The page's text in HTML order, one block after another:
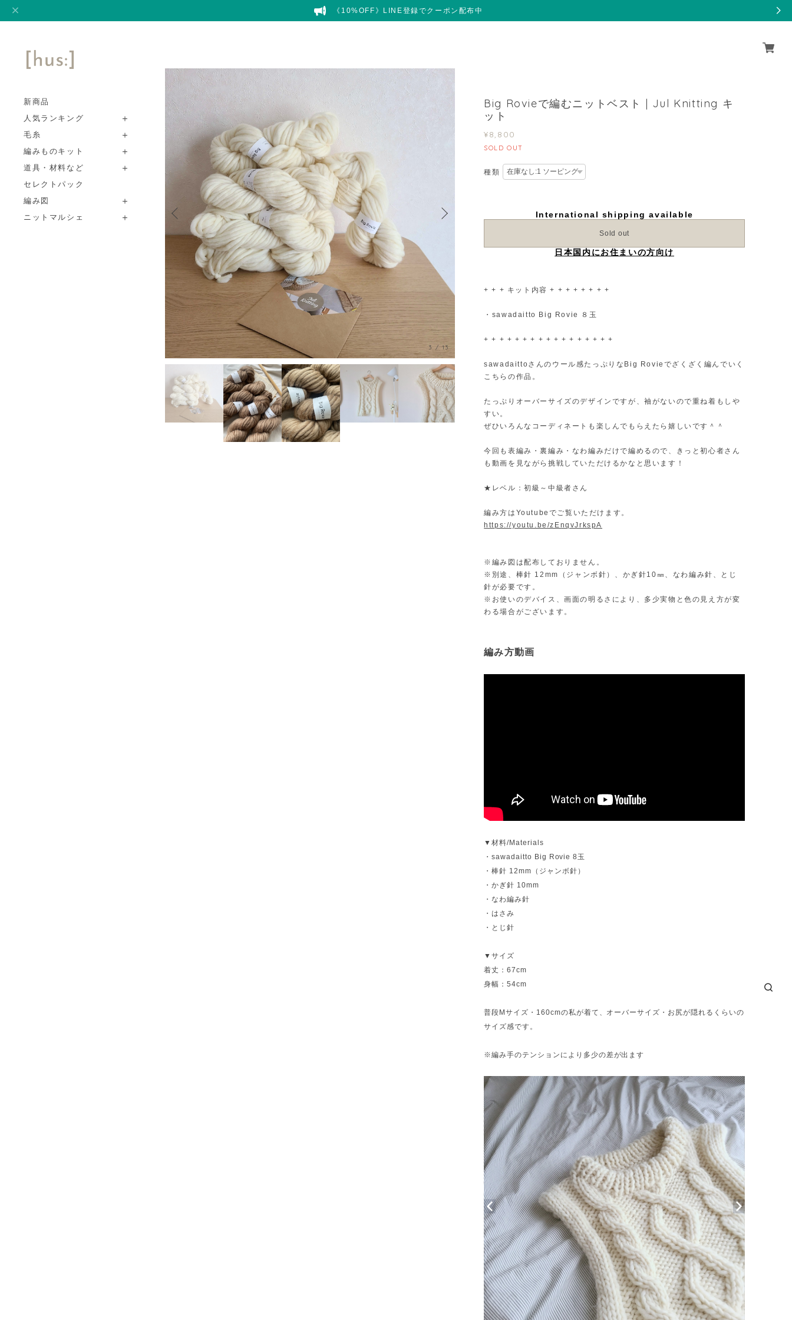
《10%OFF》LINE登録でクーポン配布中
新商品
人気ランキング
毛糸
編みものキット
道具・材料など
セレクトパック
編み図
ニットマルシェ
3 / 13
Big Rovieで編むニットベスト | Jul Knitting キ
ット
¥8,800
SOLD OUT
種類
International shipping available
Sold out
日本国内にお住まいの方向け
+ + + キット内容 + + + + + + + +
・sawadaitto Big Rovie ８玉
+ + + + + + + + + + + + + + + + +
sawadaittoさんのウール感たっぷりなBig Rovieでざくざく編んでいく
こちらの作品。
たっぷりオーバーサイズのデザインですが、袖がないので重ね着もしや
すい。
ぜひいろんなコーディネートも楽しんでもらえたら嬉しいです＾＾
今回も表編み・裏編み・なわ編みだけで編めるので、きっと初心者さん
も動画を見ながら挑戦していただけるかなと思います！
★レベル：初級～中級者さん
編み方はYoutubeでご覧いただけます。
https://youtu.be/zEnqvJrkspA
※編み図は配布しておりません。
※別途、棒針 12mm（ジャンボ針）、かぎ針10㎜、なわ編み針、とじ
針が必要です。
※お使いのデバイス、画面の明るさにより、多少実物と色の見え方が変
わる場合がございます。
編み方動画
▼材料/Materials
・sawadaitto Big Rovie 8玉
・棒針 12mm（ジャンボ針）
・かぎ針 10mm
・なわ編み針
・はさみ
・とじ針
▼サイズ
着丈：67cm
身幅：54cm
普段Mサイズ・160cmの私が着て、オーバーサイズ・お尻が隠れるくらいの
サイズ感です。
※編み手のテンションにより多少の差が出ます